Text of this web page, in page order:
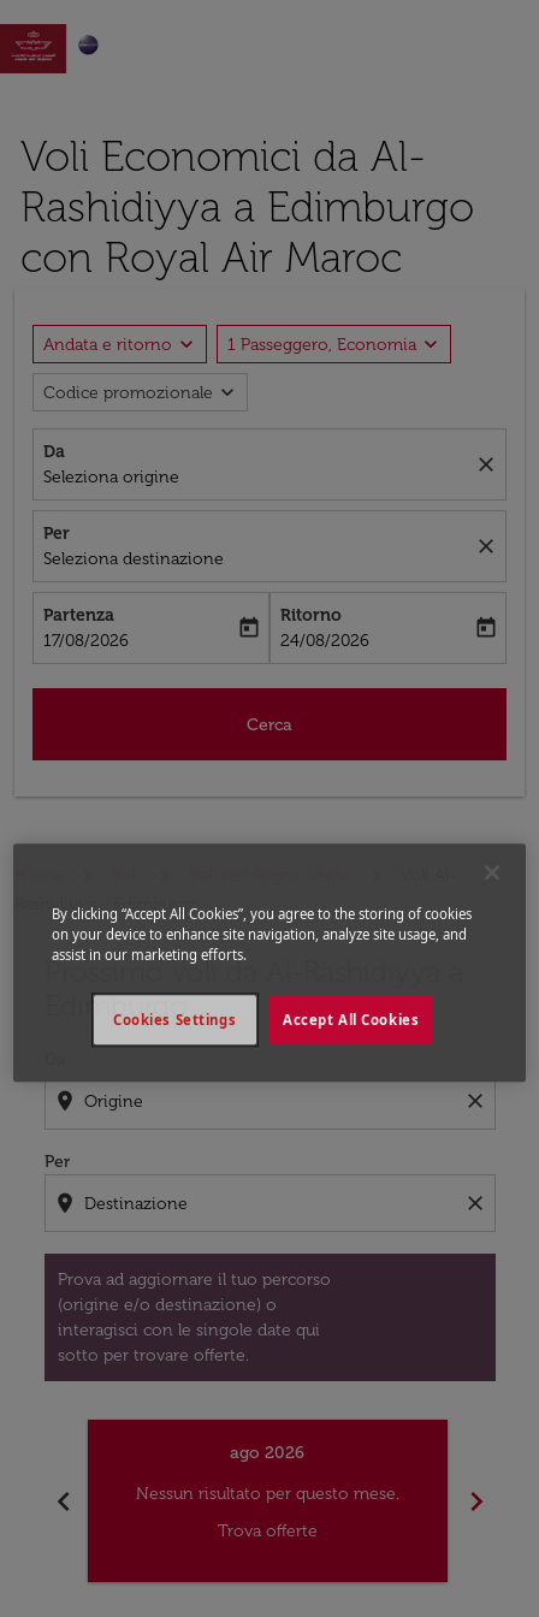

Voli Economici da Al-
Rashidiyya a Edimburgo
con Royal Air Maroc
Andata e ritorno expand_more 1 Passeggero, Economia expand_more
Codice promozionale expand_more
Da
Seleziona origine
close
Per
Seleziona destinazione
close
Partenza
fc-booking-departure-date-aria-label
17/08/2026
today
Ritorno
fc-booking-return-date-aria-label
24/08/2026
today
Cerca
Rashidiyya - Edimburgo
Prossimo voli da Al-Rashidiyya a
Edimburgo
location_on close
Per
location_on close
Prova ad aggiornare il tuo percorso
(origine e/o destinazione) o
interagisci con le singole date qui
sotto per trovare offerte.
Prova ad aggiornare il tuo percorso (origine e/o
chevron_left
ago 2026
Nessun risultato per questo mese.
Trova offerte
chevron_right
By clicking “Accept All Cookies”, you agree to the storing of cookies
on your device to enhance site navigation, analyze site usage, and
assist in our marketing efforts.
Accept All Cookies
Cookies Settings